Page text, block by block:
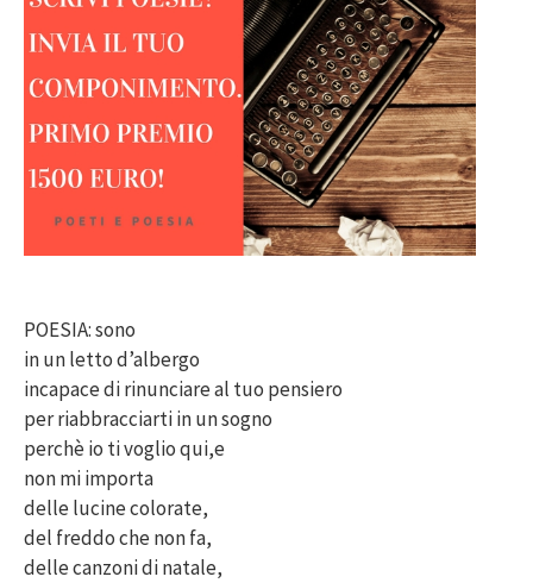
POESIA: sono
in un letto d’albergo
incapace di rinunciare al tuo pensiero
per riabbracciarti in un sogno
perchè io ti voglio qui,e
non mi importa
delle lucine colorate,
del freddo che non fa,
delle canzoni di natale,